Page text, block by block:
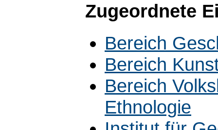
Zugeordnete
Bereich
Bereich
Bereich
Ethnologie